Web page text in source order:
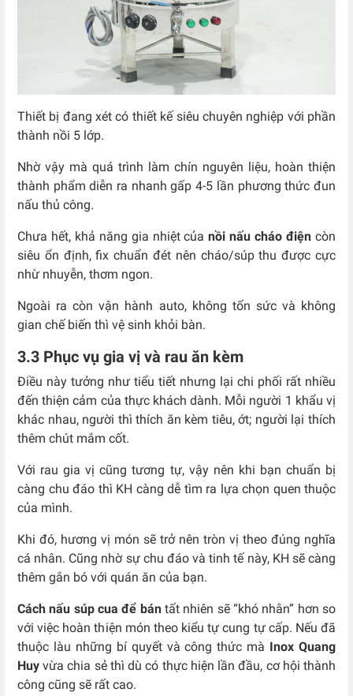
Thiết bị đang xét có thiết kế siêu chuyên nghiệp với phần
thành nồi 5 lớp.
Nhờ vậy mà quá trình làm chín nguyên liệu, hoàn thiện
thành phẩm diễn ra nhanh gấp 4-5 lần phương thức đun
nấu thủ công.
Chưa hết, khả năng gia nhiệt củanồi nấu cháo điện còn
siêu ổn định, fix chuẩn đét nên cháo/súp thu được cực
nhừ nhuyễn, thơm ngon.
Ngoài ra còn vận hành auto, không tốn sức và không
gian chế biến thì vệ sinh khỏi bàn.
3.3 Phục vụ gia vị và rau ăn kèm
Điều này tưởng như tiểu tiết nhưng lại chi phối rất nhiều
đến thiện cảm của thực khách dành. Mỗi người 1 khẩu vị
khác nhau, người thì thích ăn kèm tiêu, ớt; người lại thích
thêm chút mắm cốt.
Với rau gia vị cũng tương tự, vậy nên khi bạn chuẩn bị
càng chu đáo thì KH càng dễ tìm ra lựa chọn quen thuộc
của mình.
Khi đó, hương vị món sẽ trở nên tròn vị theo đúng nghĩa
cá nhân. Cũng nhờ sự chu đáo và tinh tế này, KH sẽ càng
thêm gắn bó với quán ăn của bạn.
Cách nấu súp cua để bán tất nhiên sẽ “khó nhằn” hơn so
với việc hoàn thiện món theo kiểu tự cung tự cấp. Nếu đã
thuộc làu những bí quyết và công thức mà Inox Quang
Huy vừa chia sẻ thì dù có thực hiện lần đầu, cơ hội thành
công cũng sẽ rất cao.